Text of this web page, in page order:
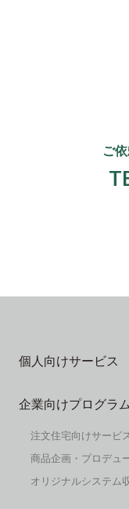
ご
個人向けサービス
企業向けプログラム
注文住宅向けサービ
商品企画・プロデュ
オリジナルシステム